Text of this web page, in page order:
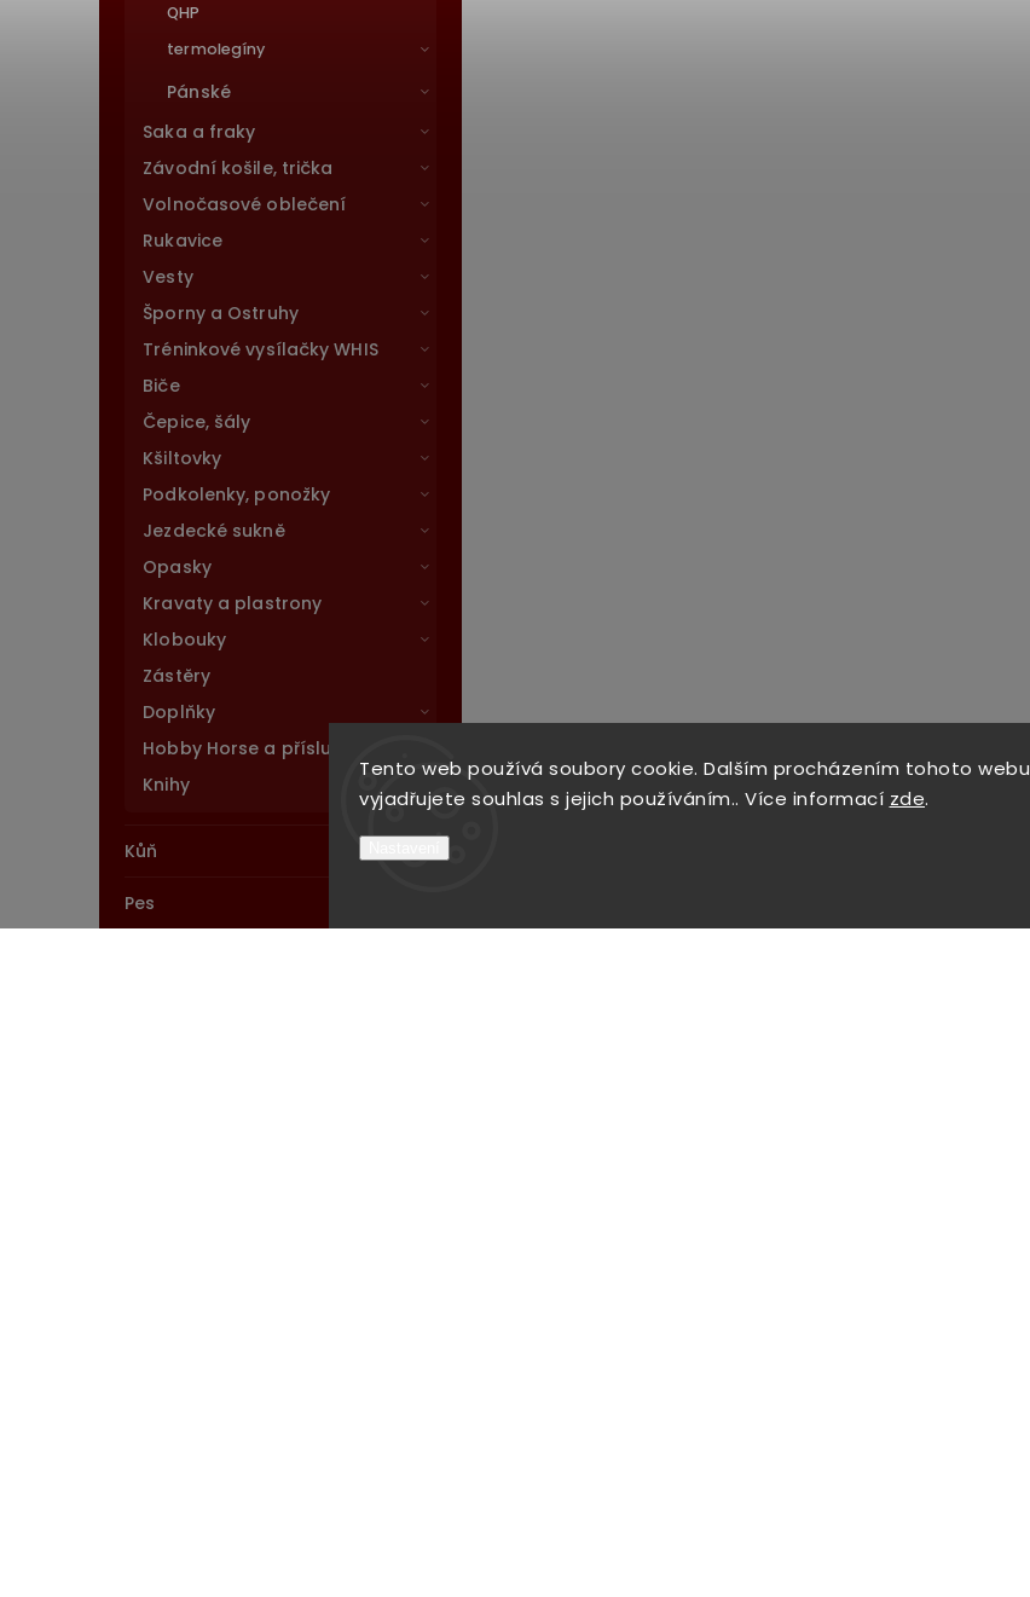
Tento web používá soubory cookie. Dalším procházením tohoto webu
vyjadřujete souhlas s jejich používáním.. Více informací zde.
QHP
termolegíny
Pánské
Saka a fraky
Závodní košile, trička
Volnočasové oblečení
Rukavice
Vesty
Šporny a Ostruhy
Tréninkové vysílačky WHIS
Biče
Čepice, šály
Kšiltovky
Podkolenky, ponožky
Jezdecké sukně
Opasky
Kravaty a plastrony
Klobouky
Zástěry
Doplňky
Hobby Horse a příslušenství
Knihy
Kůň
Pes